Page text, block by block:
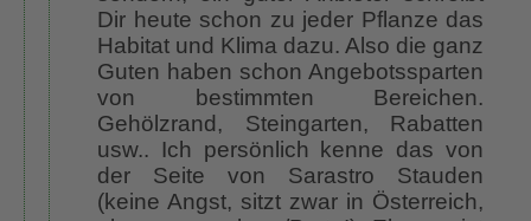
Dir heute schon zu jeder Pflanze das
Habitat und Klima dazu. Also die ganz
Guten haben schon Angebotssparten
von bestimmten Bereichen.
Gehölzrand, Steingarten, Rabatten
usw.. Ich persönlich kenne das von
der Seite von Sarastro Stauden
(keine Angst, sitzt zwar in Österreich,